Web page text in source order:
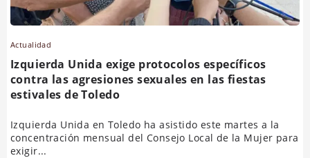
Actualidad
Izquierda Unida exige protocolos específicos
contra las agresiones sexuales en las fiestas
estivales de Toledo
Izquierda Unida en Toledo ha asistido este martes a la
concentración mensual del Consejo Local de la Mujer para
exigir...